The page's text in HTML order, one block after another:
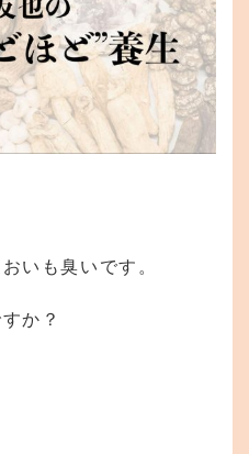
いも臭いです。
か？